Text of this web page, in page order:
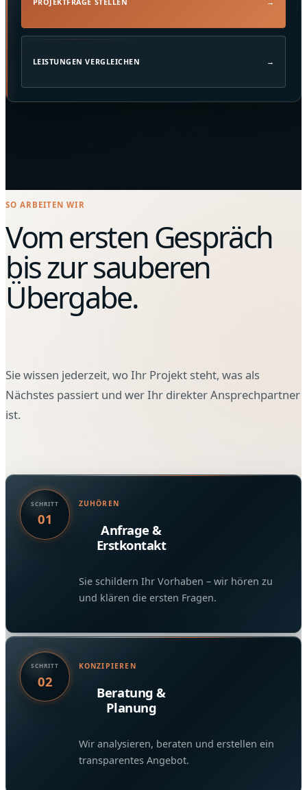
PROJEKTFRAGE STELLEN →
LEISTUNGEN VERGLEICHEN →
SO ARBEITEN WIR
Vom ersten Gespräch
bis zur sauberen
Übergabe.
Sie wissen jederzeit, wo Ihr Projekt steht, was als
Nächstes passiert und wer Ihr direkter Ansprechpartner
ist.
SCHRITT
01
ZUHÖREN
Anfrage &
Erstkontakt
Sie schildern Ihr Vorhaben – wir hören zu
und klären die ersten Fragen.
SCHRITT
02
KONZIPIEREN
Beratung &
Planung
Wir analysieren, beraten und erstellen ein
transparentes Angebot.